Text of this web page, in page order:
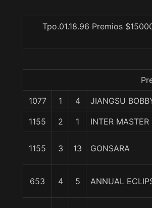
Tpo.01.18.96 Premios
1077 1 4 JIANGSU
1155 2 1 INTER MASTER
1155 3 13 GONSARA
653 4 5 ANNUAL